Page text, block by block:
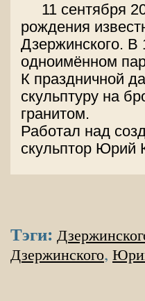
11 сентября
рождения
Дзержинского. В
одноимённом
К праздничной
скульптуру на
гранитом.
Работал над
скульптор Юрий
Тэги:
Дзержинского,